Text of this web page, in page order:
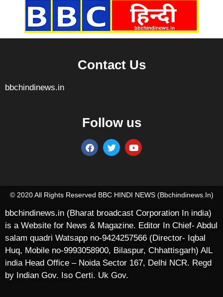
Contact Us
bbchindinews.in
Follow us
© 2020 All Rights Reserved BBC HINDI NEWS (bbchindinews.in)
bbchindinews.in (Bharat broadcast Corporation In india)
is a Website for News & Magazine. Editor In Chief- Abdul
salam quadri Watsapp no-9424257566 (Director- Iqbal
Huq, Mobile no-9993058900, Bilaspur, Chhattisgarh) AlL
india Head Office – Noida Sector 167, Delhi NCR. Regd
by Indian Gov. Iso Certi. Uk Gov.